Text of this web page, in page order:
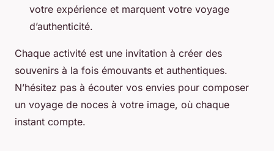
votre expérience et marquent votre voyage
d’authenticité.
Chaque activité est une invitation à créer des
souvenirs à la fois émouvants et authentiques.
N’hésitez pas à écouter vos envies pour composer
un voyage de noces à votre image, où chaque
instant compte.